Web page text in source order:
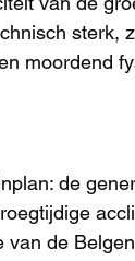
sterk,
moordend
de
de